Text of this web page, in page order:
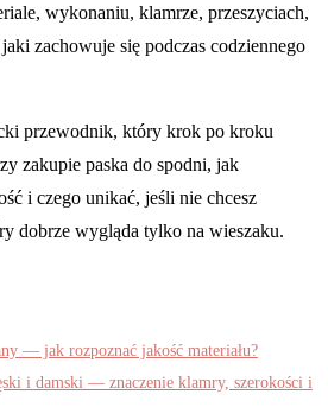
wykonaniu, klamrze, przeszyciach,
zachowuje się podczas codziennego
przewodnik, który krok po kroku
zakupie paska do spodni, jak
i czego unikać, jeśli nie chcesz
dobrze wygląda tylko na wieszaku.
— jak rozpoznać jakość materiału?
i damski — znaczenie klamry, szerokości i